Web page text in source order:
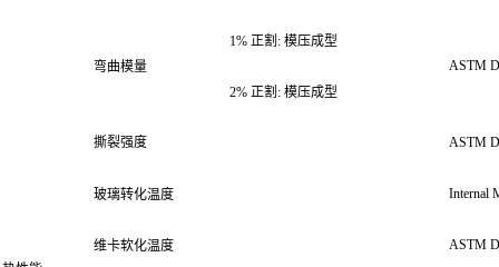
弯曲模量
1% 正割: 模压成型
ASTM
2% 正割: 模压成型
撕裂强度 ASTM
玻璃转化温度 Internal
维卡软化温度 ASTM